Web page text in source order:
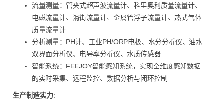
流量测量：管夹式超声波流量计、科里奥利质量流量计、
电磁流量计、涡街流量计、金属管浮子流量计、热式气体
质量流量计
分析测量：PH计、工业PH/ORP电极、水分分析仪、油水
双界面分析仪、电导率分析仪、水质传感器
智能系统：FEEJOY智能感知系统，实现全维度感知数据
的实时采集、远程监控、数据分析与闭环控制
生产制造实力: